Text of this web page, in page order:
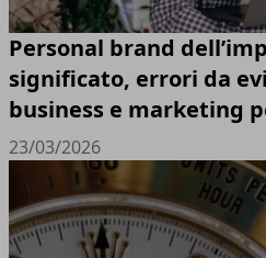
Personal brand
significato, errori da
business e marketing
23/03/2026